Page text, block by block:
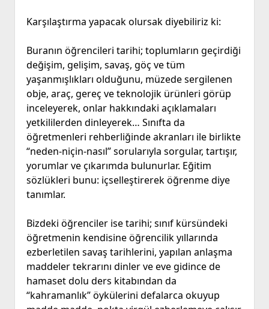
Karşılaştırma yapacak olursak diyebiliriz ki:
Buranın öğrencileri tarihi; toplumların geçirdiği
değişim, gelişim, savaş, göç ve tüm
yaşanmışlıkları olduğunu, müzede sergilenen
obje, araç, gereç ve teknolojik ürünleri görüp
inceleyerek, onlar hakkındaki açıklamaları
yetkililerden dinleyerek… Sınıfta da
öğretmenleri rehberliğinde akranları ile birlikte
“neden-niçin-nasıl” sorularıyla sorgular, tartışır,
yorumlar ve çıkarımda bulunurlar. Eğitim
sözlükleri bunu: içselleştirerek öğrenme diye
tanımlar.
Bizdeki öğrenciler ise tarihi; sınıf kürsündeki
öğretmenin kendisine öğrencilik yıllarında
ezberletilen savaş tarihlerini, yapılan anlaşma
maddeler tekrarını dinler ve eve gidince de
hamaset dolu ders kitabından da
“kahramanlık” öykülerini defalarca okuyup